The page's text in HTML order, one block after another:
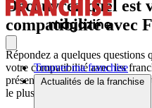
Trouver ma franchise
Actualités de la franchise
Découvrez quel est
compatibilité avec
Répondez a quelques questions
votre compatibilité avec les
présenter les franchises avec
le plus d’affinité